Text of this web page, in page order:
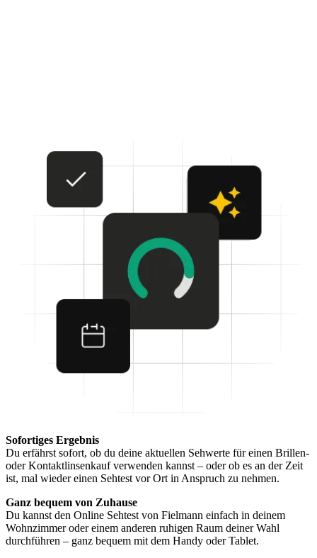
Sofortiges Ergebnis
Du erfährst sofort, ob du deine aktuellen Sehwerte für einen Brillen-
oder Kontaktlinsenkauf verwenden kannst – oder ob es an der Zeit
ist, mal wieder einen Sehtest vor Ort in Anspruch zu nehmen.
Ganz bequem von Zuhause
Du kannst den Online Sehtest von Fielmann einfach in deinem
Wohnzimmer oder einem anderen ruhigen Raum deiner Wahl
durchführen – ganz bequem mit dem Handy oder Tablet.